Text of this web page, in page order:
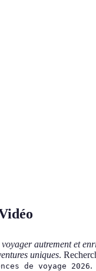
autrement et
uniques.
de voyage 2026.